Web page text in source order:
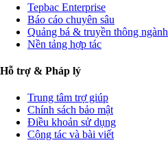
Tepbac Enterprise
Báo cáo chuyên sâu
Quảng bá & truyền thông ngành
Nền tảng hợp tác
Hỗ trợ & Pháp lý
Trung tâm trợ giúp
Chính sách bảo mật
Điều khoản sử dụng
Cộng tác và bài viết